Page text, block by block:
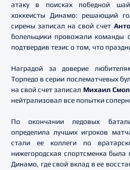
атаку в поисках победной
хоккеисты Динамо: решающий
сирены записал на свой счет
болельщики провожали команды
подтвердив тезис о том, что
Наградой за доверие
Торпедо в серии послематчевых
на свой счет записал Михаил
нейтрализовал все попытки
По окончании ледовых
определила лучших игроков
стали ее коллеги по
нижегородская спортсменка была
Динамо, где свой вклад в ее